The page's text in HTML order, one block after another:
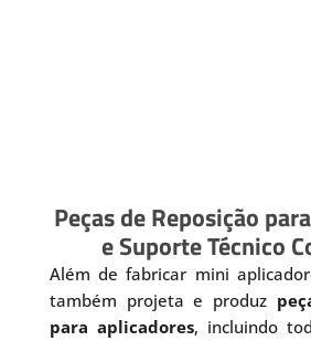
Peças de Reposição
e Suporte Técnico
Além de fabricar mini
também projeta e produz
para aplicadores, incluindo